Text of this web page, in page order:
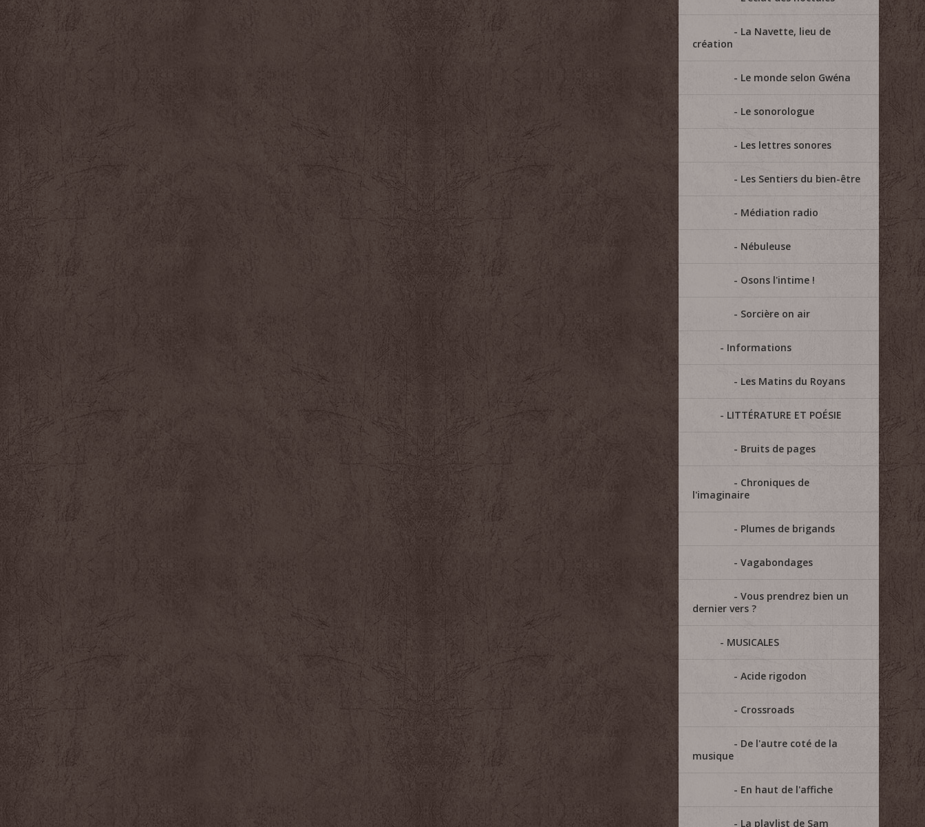
La Navette, lieu de
création
Le monde selon Gwéna
Le sonorologue
Les lettres sonores
Les Sentiers du bien-être
Médiation radio
Nébuleuse
Osons l'intime !
Sorcière on air
Informations
Les Matins du Royans
LITTÉRATURE ET POÉSIE
Bruits de pages
Chroniques de
l'imaginaire
Plumes de brigands
Vagabondages
Vous prendrez bien un
dernier vers ?
MUSICALES
Acide rigodon
Crossroads
De l'autre coté de la
musique
En haut de l'affiche
La playlist de Sam